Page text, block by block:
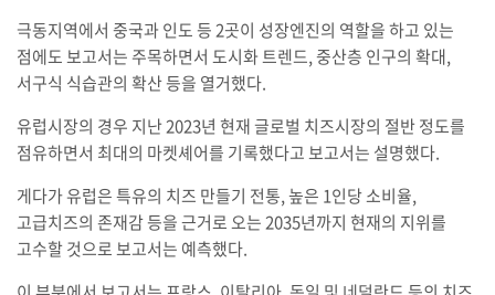
극동지역에서 중국과 인도 등 2곳이 성장엔진의 역할을 하고 있는
점에도 보고서는 주목하면서 도시화 트렌드, 중산층 인구의 확대,
서구식 식습관의 확산 등을 열거했다.
유럽시장의 경우 지난 2023년 현재 글로벌 치즈시장의 절반 정도를
점유하면서 최대의 마켓셰어를 기록했다고 보고서는 설명했다.
게다가 유럽은 특유의 치즈 만들기 전통, 높은 1인당 소비율,
고급치즈의 존재감 등을 근거로 오는 2035년까지 현재의 지위를
고수할 것으로 보고서는 예측했다.